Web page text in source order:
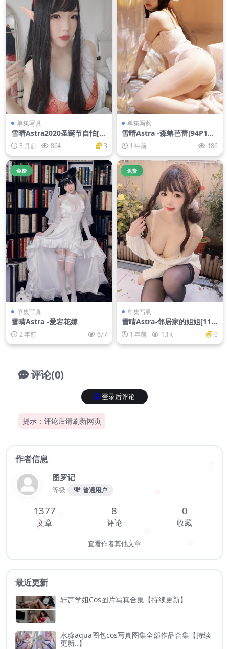
单集写眞
雪晴Astra2020圣诞节自怕[14
0P-371M]
3 月前 864 3
单集写眞
雪晴Astra -森蚺芭蕾[94P1V-
1.26G]
1 年前 186
免费
单集写眞
雪晴Astra -爱宕花嫁
2 年前 677
免费
单集写眞
雪晴Astra-邻居家的姐姐[116
P-911MB]
1 年前 1.1K 0
评论(0)
提示：评论后请刷新网页
登录后评论
作者信息
图罗记
等级 普通用户
1377
文章
8
评论
0
收藏
查看作者其他文章
最近更新
轩萧学姐Cos图片写真合集【持续更新】
水淼aqua图包cos写真图集全部作品合集【持续
更新..】